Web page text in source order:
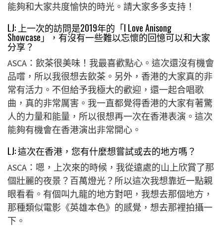
能夠和大家共度愉快的時光。請大家多多支持！
LJ: 上一次的訪問是2019年的「I Love Anisong
Showcase」，有沒有一些難以忘懷的回憶可以和大家
分享？
ASCA：飲茶很美味！我最喜歡點心。這次還沒有機會
品嚐，所以我很想去飲茶。另外，香港的大家真的非
常有活力。不但給予我極大的歡迎，還一起合唱歌
曲，真的非常厲害。我一直都覺得香港的大家有著驚
人的力量和能量，所以很想再一次在香港表演。這次
能夠有機會在香港演出非常開心。
LJ: 這次在香港，您有什麼想嘗試或去的地方嗎？
ASCA：嗯，上次來的時候，我從遠處的山上欣賞了那
個壯麗的夜景？百萬燈光？所以這次我想靠近一點親
眼看看。有個叫九龍的地方對吧，我想去那個地方，
那種類似電影《英雄本色》的感覺，想去那裡拍攝一
下。